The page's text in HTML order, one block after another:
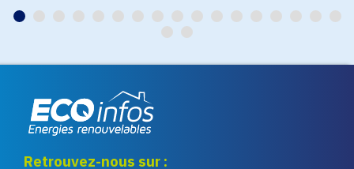
renouvelables
Retrouvez-nous sur :